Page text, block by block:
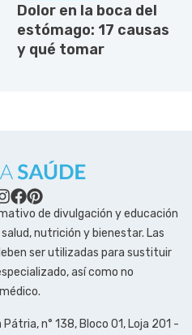
Dolor en la boca del
estómago: 17 causas
y qué tomar
de divulgación y educación
nutrición y bienestar. Las
ser utilizadas para sustituir
así como no
n° 138, Bloco 01, Loja 201 -